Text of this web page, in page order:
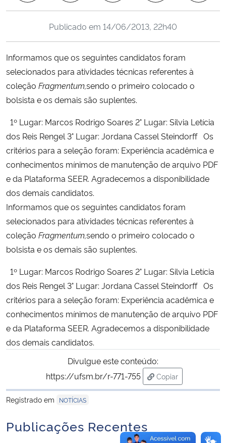
Ministério de Minas e Energia
Ministério da Ciência, Tecnologia, Inovações e Comunicações
Ministério do Turismo
Ministério do Desenvolvimento Regional
Controladoria-Geral da União
Ministério da Mulher, da Família e dos Direitos Humanos
Secretaria-Geral
Secretaria de Governo
Gabinete de Segurança Institucional
Advocacia-Geral da União
Banco Central do Brasil
Publicado em 14/06/2013, 22h40
Informamos que os seguintes candidatos foram
selecionados para atividades técnicas referentes à
coleção Fragmentum,sendo o primeiro colocado o
bolsista e os demais são suplentes.
1º Lugar: Marcos Rodrigo Soares 2° Lugar: Silvia Letícia
dos Reis Rengel 3° Lugar: Jordana Cassel Steindorff Os
critérios para a seleção foram: Experiência acadêmica e
conhecimentos mínimos de manutenção de arquivo PDF
e da Plataforma SEER. Agradecemos a disponibilidade
dos demais candidatos.
Informamos que os seguintes candidatos foram
selecionados para atividades técnicas referentes à
coleção Fragmentum,sendo o primeiro colocado o
bolsista e os demais são suplentes.
1º Lugar: Marcos Rodrigo Soares 2° Lugar: Silvia Letícia
dos Reis Rengel 3° Lugar: Jordana Cassel Steindorff Os
critérios para a seleção foram: Experiência acadêmica e
conhecimentos mínimos de manutenção de arquivo PDF
e da Plataforma SEER. Agradecemos a disponibilidade
dos demais candidatos.
Divulgue este conteúdo:
https://ufsm.br/r-771-755
Copiar
para área de
Registrado em
NOTÍCIAS
Publicações Recentes